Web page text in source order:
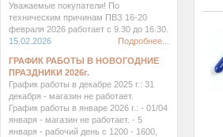
Уважаемые покупатели! По
техническим причинам ПВЗ 16-20
февраля 2026 работает с 9.30 до 16.30.
15.02.2026
Подробнее...
ГРАФИК РАБОТЫ В НОВОГОДНИЕ
ПРАЗДНИКИ 2026г.
График работы в декабре 2025 г.: 31
декабря - магазин не работает.
График работы в январе 2026 г.: - 01/04
января - магазин не работает. - 5
января - рабочий день с 1200 - 1600,